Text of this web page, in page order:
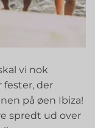
vi nok
fester, der
på øen Ibiza!
spredt ud over